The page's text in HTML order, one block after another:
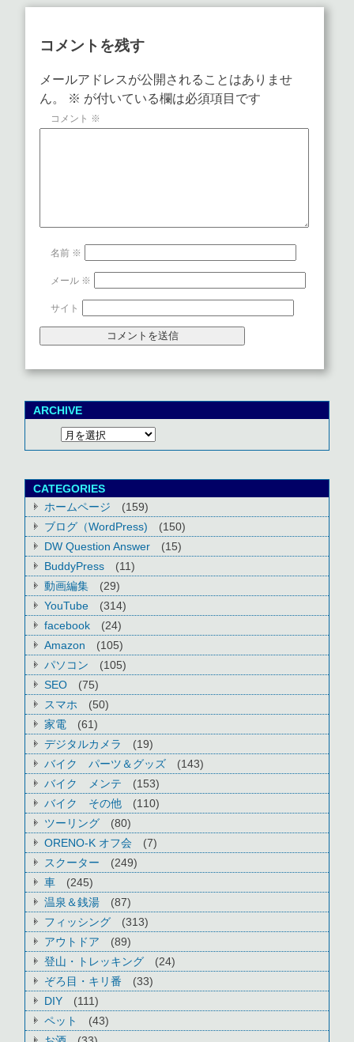
コメントを残す
メールアドレスが公開されることはありませ
ん。
※ が付いている欄は必須項目です
コメント ※
名前 ※
メール ※
サイト
ARCHIVE
CATEGORIES
ホームページ
(159)
ブログ（WordPress)
(150)
DW Question Answer
(15)
BuddyPress
(11)
動画編集
(29)
YouTube
(314)
facebook
(24)
Amazon
(105)
パソコン
(105)
SEO
(75)
スマホ
(50)
家電
(61)
デジタルカメラ
(19)
バイク パーツ＆グッズ
(143)
バイク メンテ
(153)
バイク その他
(110)
ツーリング
(80)
ORENO-K オフ会
(7)
スクーター
(249)
車
(245)
温泉＆銭湯
(87)
フィッシング
(313)
アウトドア
(89)
登山・トレッキング
(24)
ぞろ目・キリ番
(33)
DIY
(111)
ペット
(43)